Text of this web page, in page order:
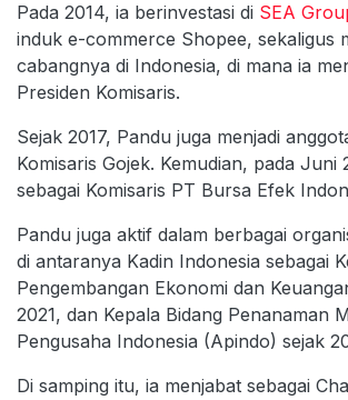
Pada 2014, ia berinvestasi di SEA
induk e-commerce Shopee, sekaligus
cabangnya di Indonesia, di mana ia
Presiden Komisaris.
Sejak 2017, Pandu juga menjadi
Komisaris Gojek. Kemudian, pada Juni
sebagai Komisaris PT Bursa Efek
Pandu juga aktif dalam berbagai
di antaranya Kadin Indonesia sebagai
Pengembangan Ekonomi dan
2021, dan Kepala Bidang Penanaman
Pengusaha Indonesia (Apindo) sejak
Di samping itu, ia menjabat sebagai